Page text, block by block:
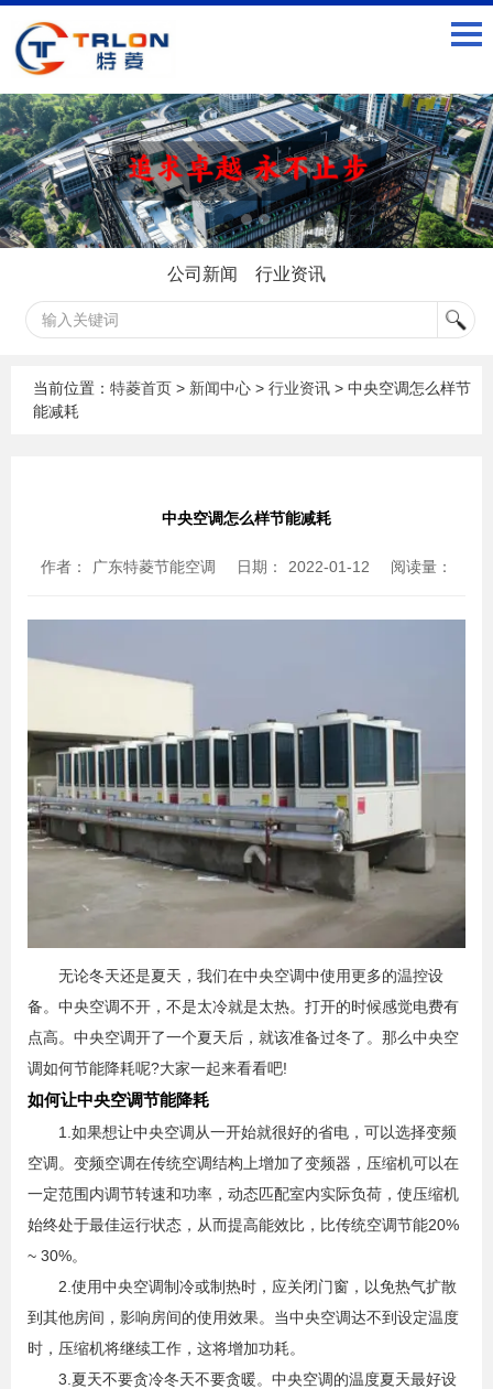
公司新闻 行业资讯
当前位置： 特菱首页 > 新闻中心 > 行业资讯 > 中央空调怎么样节
能减耗
中央空调怎么样节能减耗
作者： 广东特菱节能空调 日期： 2022-01-12 阅读量：
无论冬天还是夏天，我们在中央空调中使用更多的温控设
备。中央空调不开，不是太冷就是太热。打开的时候感觉电费有
点高。中央空调开了一个夏天后，就该准备过冬了。那么中央空
调如何节能降耗呢?大家一起来看看吧!
如何让中央空调节能降耗
1.如果想让中央空调从一开始就很好的省电，可以选择变频
空调。变频空调在传统空调结构上增加了变频器，压缩机可以在
一定范围内调节转速和功率，动态匹配室内实际负荷，使压缩机
始终处于最佳运行状态，从而提高能效比，比传统空调节能20%
~ 30%。
2.使用中央空调制冷或制热时，应关闭门窗，以免热气扩散
到其他房间，影响房间的使用效果。当中央空调达不到设定温度
时，压缩机将继续工作，这将增加功耗。
3.夏天不要贪冷冬天不要贪暖。中央空调的温度夏天最好设